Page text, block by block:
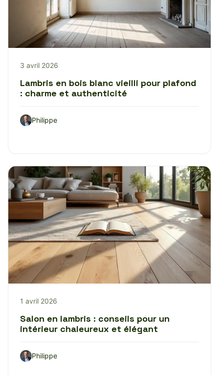
3 avril 2026
Lambris en bois blanc vieilli pour plafond
: charme et authenticité
Philippe
1 avril 2026
Salon en lambris : conseils pour un
intérieur chaleureux et élégant
Philippe